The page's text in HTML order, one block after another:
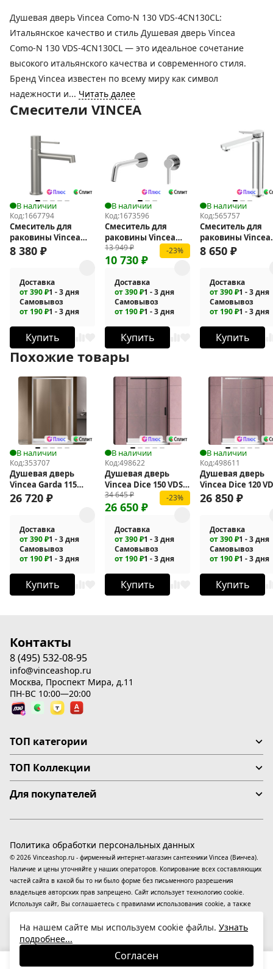
Душевая дверь Vincea Como-N 130 VDS-4CN130CL:
Итальянское качество и стиль Душевая дверь Vincea
Como-N 130 VDS-4CN130CL — это идеальное сочетание
высокого итальянского качества и современного стиля.
Бренд Vincea известен по всему миру как символ
надежности и... Читать далее
Смесители VINCEA
В наличии
Код:1667794
Смеситель для
раковины Vincea
Desire VBF-1D1BN
8 380 ₽
Доставка
от 390 ₽1 - 3 дня
Самовывоз
от 190 ₽1 - 3 дня
Купить
В наличии
Код:1673596
Смеситель для
раковины Vincea
Villa VBFW-1VL1CH
13 949₽
10 730 ₽
-23%
Доставка
от 390 ₽1 - 3 дня
Самовывоз
от 190 ₽1 - 3 дня
Купить
В наличии
Код:565757
Смеситель для
раковины Vincea
Arco VBF-4AR02CH
8 650 ₽
Доставка
от 390 ₽1 - 3 дня
Самовывоз
от 190 ₽1 - 3 дня
Купить
Похожие товары
В наличии
Код:353707
Душевая дверь
Vincea Garda 115
VDS-1G115CL
26 720 ₽
Доставка
от 390 ₽1 - 3 дня
Самовывоз
от 190 ₽1 - 3 дня
Купить
В наличии
Код:498622
Душевая дверь
Vincea Dice 150 VDS-
4D150CLB
34 645₽
26 650 ₽
-23%
Доставка
от 390 ₽1 - 3 дня
Самовывоз
от 190 ₽1 - 3 дня
Купить
В наличии
Код:498611
Душевая дверь
Vincea Dice 120
4D120CL
26 850 ₽
Доставка
от 390 ₽1 - 3 дня
Самовывоз
от 190 ₽1 - 3 дня
Купить
Контакты
8 (495) 532-08-95
info@vinceashop.ru
Москва, Проспект Мира, д.11
ПН-ВС 10:00—20:00
ТОП категории
ТОП Коллекции
Для покупателей
© 2026 Vinceashop.ru - фирменный интернет-магазин сантехники Vincea (Винчеа).
Наличие и цены уточняйте у наших операторов. Копирование всех составляющих
частей сайта в какой бы то ни было форме без письменного разрешения
владельцев авторских прав запрещено. Сайт использует технологию cookie.
Используя сайт, Вы соглашаетесь с правилами использования cookie, а также
применяютсярекомендательные технологии(информационные технологии
предоставления информации на основе сбора, систематизации и анализа
сведений, относящихся к предпочтениям пользователей сети «Интернет»,
находящихся на территории Российской Федерации).
Политика обработки персональных данных
На нашем сайте мы используем cookie файлы. Узнать
подробнее...
Согласен